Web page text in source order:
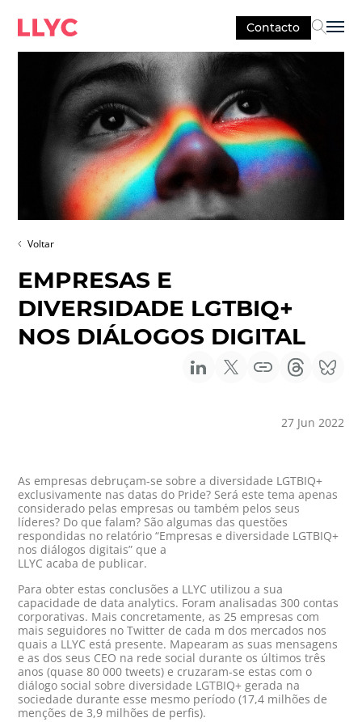
Contacto
Voltar
EMPRESAS E
DIVERSIDADE LGTBIQ+
NOS DIÁLOGOS DIGITAL
27 Jun 2022
As empresas debruçam-se sobre a diversidade LGTBIQ+
exclusivamente nas datas do Pride? Será este tema apenas
considerado pelas empresas ou também pelos seus
líderes? Do que falam? São algumas das questões
respondidas no relatório “Empresas e diversidade LGTBIQ+
nos diálogos digitais” que a
LLYC acaba de publicar.
Para obter estas conclusões a LLYC utilizou a sua
capacidade de data analytics. Foram analisadas 300 contas
corporativas. Mais concretamente, as 25 empresas com
mais seguidores no Twitter de cada m dos mercados nos
quais a LLYC está presente. Mapearam as suas mensagens
e as dos seus CEO na rede social durante os últimos três
anos (quase 80 000 tweets) e cruzaram-se estas com o
diálogo social sobre diversidade LGTBIQ+ gerada na
sociedade durante esse mesmo período (17,4 milhões de
menções de 3,9 milhões de perfis).